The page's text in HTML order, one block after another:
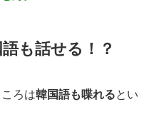
も話せる！？
ろは韓国語も喋れるとい